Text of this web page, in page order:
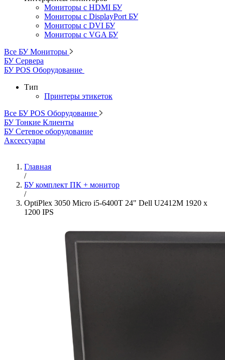
Мониторы с HDMI БУ
Мониторы с DisplayPort БУ
Мониторы с DVI БУ
Мониторы с VGA БУ
Все БУ Мониторы
БУ Сервера
БУ POS Оборудование
Тип
Принтеры этикеток
Все БУ POS Оборудование
БУ Тонкие Клиенты
БУ Сетевое оборудование
Аксессуары
Главная
/
БУ комплект ПК + монитор
/
OptiPlex 3050 Micro i5-6400T 24" Dell U2412M 1920 x
1200 IPS